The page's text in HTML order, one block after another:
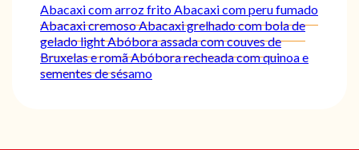
Abacaxi com arroz fritoAbacaxi com peru fumado
Abacaxi cremosoAbacaxi grelhado com bola de
gelado lightAbóbora assada com couves de
Bruxelas e romãAbóbora recheada com quinoa e
sementes de sésamo